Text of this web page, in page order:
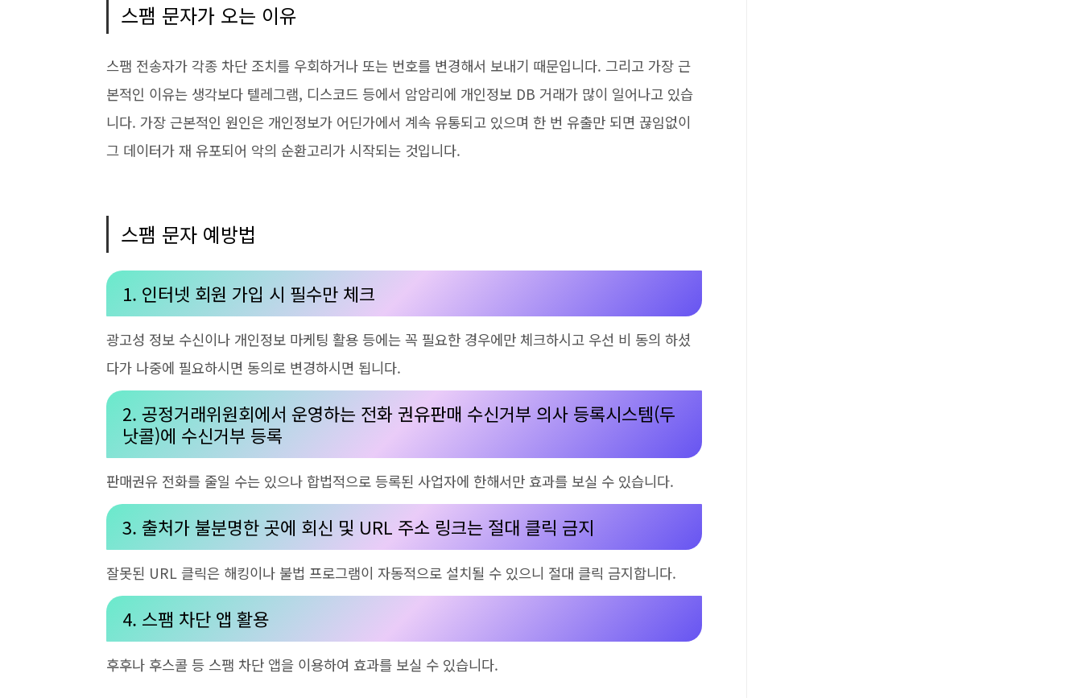
스팸 문자가 오는 이유
스팸 전송자가 각종 차단 조치를 우회하거나 또는 번호를 변경해서 보내기 때문입니다. 그리고 가장 근
본적인 이유는 생각보다 텔레그램, 디스코드 등에서 암암리에 개인정보 DB 거래가 많이 일어나고 있습
니다. 가장 근본적인 원인은 개인정보가 어딘가에서 계속 유통되고 있으며 한 번 유출만 되면 끊임없이
그 데이터가 재 유포되어 악의 순환고리가 시작되는 것입니다.
스팸 문자 예방법
1. 인터넷 회원 가입 시 필수만 체크
광고성 정보 수신이나 개인정보 마케팅 활용 등에는 꼭 필요한 경우에만 체크하시고 우선 비 동의 하셨
다가 나중에 필요하시면 동의로 변경하시면 됩니다.
2. 공정거래위원회에서 운영하는 전화 권유판매 수신거부 의사 등록시스템(두
낫콜)에 수신거부 등록
판매권유 전화를 줄일 수는 있으나 합법적으로 등록된 사업자에 한해서만 효과를 보실 수 있습니다.
3. 출처가 불분명한 곳에 회신 및 URL 주소 링크는 절대 클릭 금지
잘못된 URL 클릭은 해킹이나 불법 프로그램이 자동적으로 설치될 수 있으니 절대 클릭 금지합니다.
4. 스팸 차단 앱 활용
후후나 후스콜 등 스팸 차단 앱을 이용하여 효과를 보실 수 있습니다.